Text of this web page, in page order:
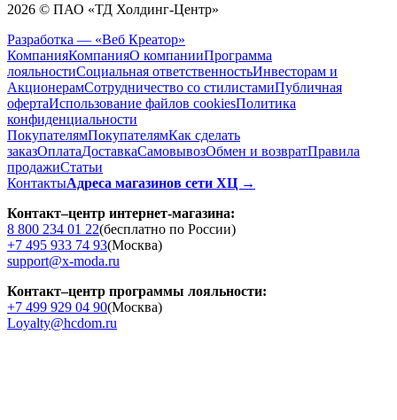
2026 © ПАО «ТД Холдинг-Центр»
Разработка — «Веб Креатор»
КомпанияКомпанияО компанииПрограмма
лояльностиСоциальная ответственностьИнвесторам и
АкционерамСотрудничество со стилистамиПубличная
офертаИспользование файлов cookiesПолитика
конфиденциальности
ПокупателямПокупателямКак сделать
заказОплатаДоставкаCамовывозОбмен и возвратПравила
продажиСтатьи
КонтактыАдреса магазинов сети ХЦ →
Контакт–центр интернет-магазина:
8 800 234 01 22(бесплатно по России)
+7 495 933 74 93(Москва)
support@x-moda.ru
Контакт–центр программы лояльности:
+7 499 929 04 90(Москва)
Loyalty@hcdom.ru